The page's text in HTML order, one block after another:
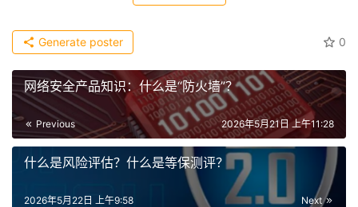
0
Generate poster
网络安全产品知识：什么是“防火墙”？
Previous 2026年5月21日 上午11:28
什么是风险评估？什么是等保测评？
Next
2026年5月22日 上午9:58